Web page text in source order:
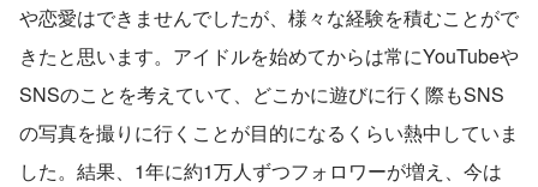
や恋愛はできませんでしたが、様々な経験を積むことがで
きたと思います。アイドルを始めてからは常にYouTubeや
SNSのことを考えていて、どこかに遊びに行く際もSNS
の写真を撮りに行くことが目的になるくらい熱中していま
した。結果、1年に約1万人ずつフォロワーが増え、今は